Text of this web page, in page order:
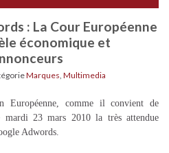
: La Cour Européenne
économique et
Marques Multimedia
Européenne, comme il convient de
mardi 23 mars 2010 la très attendue
Adwords.